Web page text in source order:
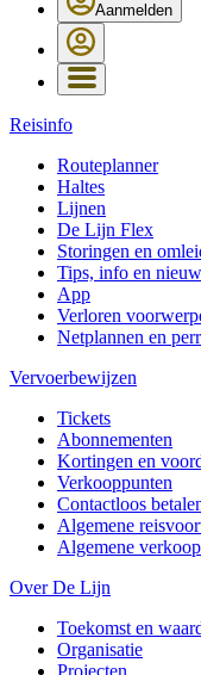
Aanmelden
Reisinfo
Routeplanner
Haltes
Lijnen
De Lijn Flex
Storingen en
Tips, info en
App
Verloren
Netplannen en
Vervoerbewijzen
Tickets
Abonnementen
Kortingen en
Verkooppunten
Contactloos
Algemene
Algemene
Over De Lijn
Toekomst en
Organisatie
Projecten